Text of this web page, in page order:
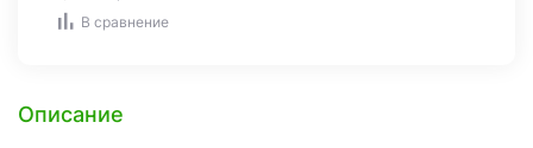
В сравнение
Описание